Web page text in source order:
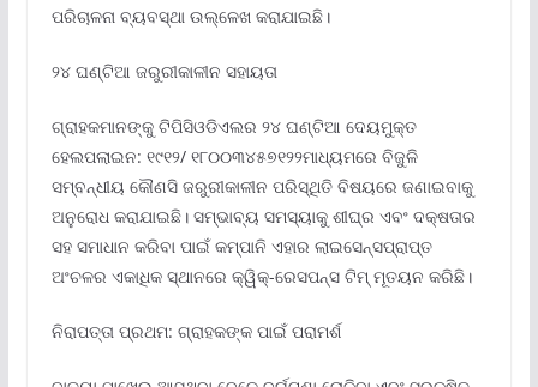
ପରିଚାଳନା ବ୍ୟବସ୍ଥା ଉଲ୍ଳେଖ କରାଯାଇଛି।
୨୪ ଘଣ୍ଟିଆ ଜରୁରୀକାଳୀନ ସହାୟତା
ଗ୍ରାହକମାନଙ୍କୁ ଟିପିସିଓଡିଏଲର ୨୪ ଘଣ୍ଟିଆ ଦେୟମୁକ୍ତ
ହେଲପଲାଇନ: ୧୯୧୨/ ୧୮୦୦୩୪୫୭୧୨୨ମାଧ୍ୟମରେ ବିଜୁଳି
ସମ୍ବନ୍ଧୀୟ କୌଣସି ଜରୁରୀକାଳୀନ ପରିସ୍ଥିତି ବିଷୟରେ ଜଣାଇବାକୁ
ଅନୁରୋଧ କରାଯାଇଛି। ସମ୍ଭାବ୍ୟ ସମସ୍ୟାକୁ ଶୀଘ୍ର ଏବଂ ଦକ୍ଷତାର
ସହ ସମାଧାନ କରିବା ପାଇଁ କମ୍ପାନି ଏହାର ଲାଇସେନ୍ସପ୍ରାପ୍ତ
ଅଂଚଳର ଏକାଧିକ ସ୍ଥାନରେ କ୍ୱିକ୍‌-ରେସପନ୍ସ ଟିମ୍ ମୂତୟନ କରିଛି।
ନିରାପତ୍ତା ପ୍ରଥମ: ଗ୍ରାହକଙ୍କ ପାଇଁ ପରାମର୍ଶ